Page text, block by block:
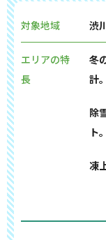
対象地域 渋
エリアの特
長
冬
計。
除
ト。
凍